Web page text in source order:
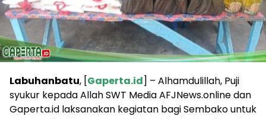
Labuhanbatu, [Gaperta.id] – Alhamdulillah, Puji
syukur kepada Allah SWT Media AFJNews.online dan
Gaperta.id laksanakan kegiatan bagi Sembako untuk